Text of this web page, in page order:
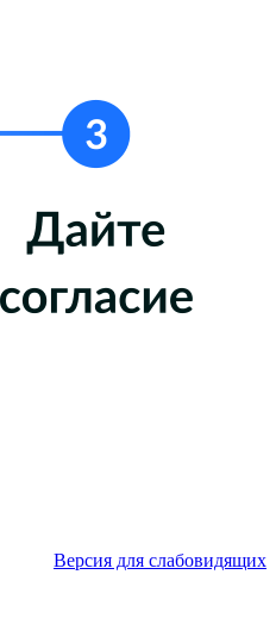
Версия для слабовидящих